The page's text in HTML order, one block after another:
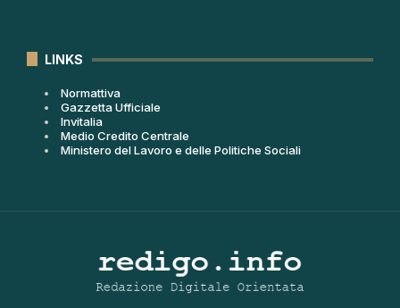
LINKS
Normattiva
Gazzetta Ufficiale
Invitalia
Medio Credito Centrale
Ministero del Lavoro e delle Politiche Sociali